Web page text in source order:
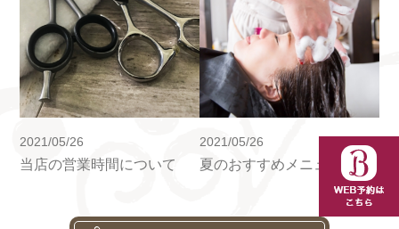
2021/05/26
当店の営業時間について
2021/05/26
夏のおすすめメニュー「生炭酸ヘッドスパ」